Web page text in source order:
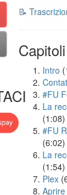
📝
Capitoli
Intro
#FU
La
(1:08)
#FU
(6:02)
La
(1:54)
Plex